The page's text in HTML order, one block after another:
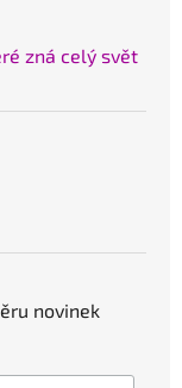
zná celý svět
novinek